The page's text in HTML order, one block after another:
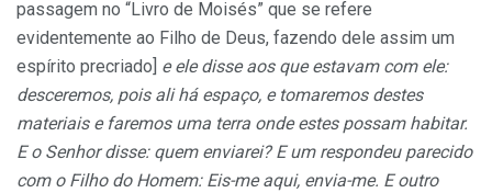
passagem no “Livro de Moisés” que se refere
evidentemente ao Filho de Deus, fazendo dele assim um
espírito precriado] e ele disse aos que estavam com ele:
desceremos, pois ali há espaço, e tomaremos destes
materiais e faremos uma terra onde estes possam habitar.
E o Senhor disse: quem enviarei? E um respondeu parecido
com o Filho do Homem: Eis-me aqui, envia-me. E outro